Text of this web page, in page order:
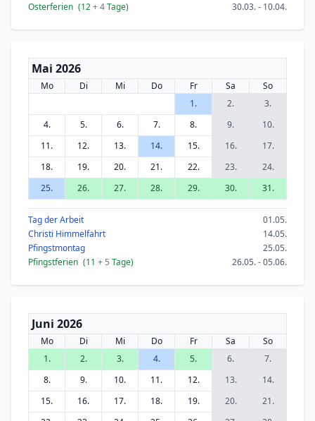
Osterferien (12+ 4Tage) 30.03. - 10.04.
Mai 2026
Mo Di Mi Do Fr Sa
So
1.
2.
3.
4.
5. 6. 7. 8. 9.
10.
11.
12. 13. 14. 15. 16.
17.
18.
19. 20. 21. 22. 23.
24.
25.
26. 27. 28. 29. 30. 31.
Tag der Arbeit
01.05.
Christi Himmelfahrt
14.05.
Pfingstmontag
25.05.
Pfingstferien (11 + 5 Tage) 26.05. - 05.06.
Juni 2026
Mo Di Mi Do Fr Sa
So
1.
2. 3. 4. 5. 6.
7.
8.
9. 10. 11. 12. 13.
14.
15.
16. 17. 18. 19. 20.
21.